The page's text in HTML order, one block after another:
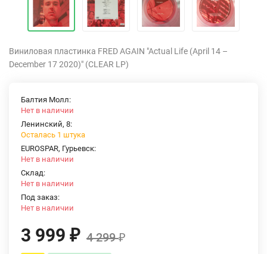
Виниловая пластинка FRED AGAIN "Actual Life (April 14 –
December 17 2020)" (CLEAR LP)
Балтия Молл:
Нет в наличии
Ленинский, 8:
Осталась 1 штука
EUROSPAR, Гурьевск:
Нет в наличии
Склад:
Нет в наличии
Под заказ:
Нет в наличии
3 999 ₽ 4 299₽